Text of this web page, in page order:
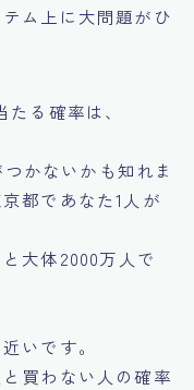
ム上に大問題がひ
る確率は、
かないかも知れま
都であなた1人が
大体2000万人で
いです。
買わない人の確率